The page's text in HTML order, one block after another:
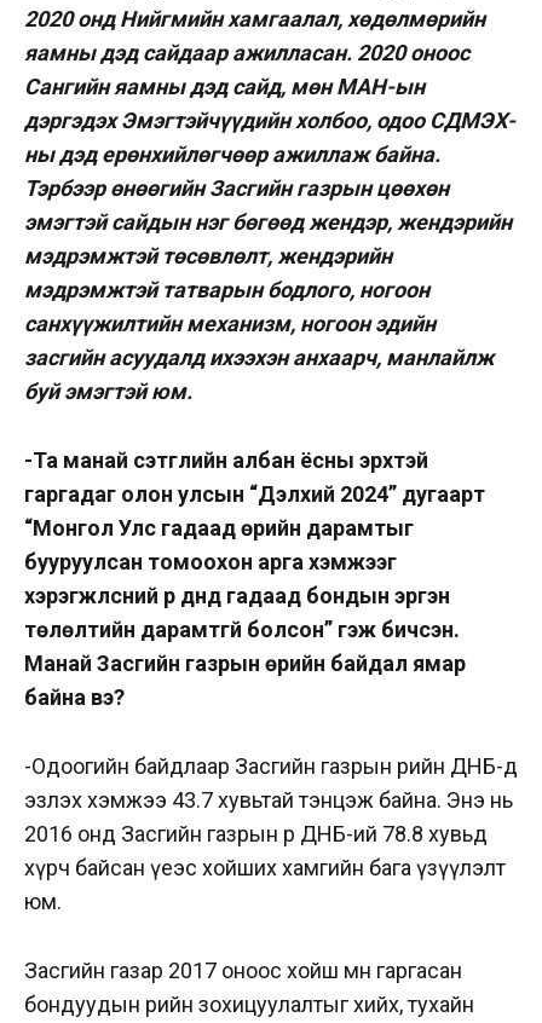
2020 онд Нийгмийн хамгаалал, хөдөлмөрийн
яамны дэд сайдаар ажилласан. 2020 оноос
Сангийн яамны дэд сайд, мөн МАН-ын
дэргэдэх Эмэгтэйчүүдийн холбоо, одоо СДМЭХ-
ны дэд ерөнхийлөгчөөр ажиллаж байна.
Тэрбээр өнөөгийн Засгийн газрын цөөхөн
эмэгтэй сайдын нэг бөгөөд жендэр, жендэрийн
мэдрэмжтэй төсөвлөлт, жендэрийн
мэдрэмжтэй татварын бодлого, ногоон
санхүүжилтийн механизм, ногоон эдийн
засгийн асуудалд ихээхэн анхаарч, манлайлж
буй эмэгтэй юм.
-Та манай сэтгүүлийн албан ёсны эрхтэй
гаргадаг олон улсын “Дэлхий 2024” дугаарт
“Монгол Улс гадаад өрийн дарамтыг
бууруулсан томоохон арга хэмжээг
хэрэгжүүлсний үр дүнд гадаад бондын эргэн
төлөлтийн дарамтгүй болсон” гэж бичсэн.
Манай Засгийн газрын өрийн байдал ямар
байна вэ?
-Одоогийн байдлаар Засгийн газрын өрийн ДНБ-д
эзлэх хэмжээ 43.7 хувьтай тэнцэж байна. Энэ нь
2016 онд Засгийн газрын өр ДНБ-ий 78.8 хувьд
хүрч байсан үеэс хойших хамгийн бага үзүүлэлт
юм.
Засгийн газар 2017 оноос хойш өмнө гаргасан
бондуудын өрийн зохицуулалтыг хийх, тухайн